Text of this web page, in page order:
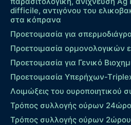
difficile, αντιγόνου του
στα κόπρανα
Προετοιμασία για
Προετοιμασία ορμονολογικών
Προετοιμασία για Γενικό
Προετοιμασία Υπερήχων-
Λοιμώξεις του ουροποιητικού
Τρόπος συλλογής ούρων
Τρόπος συλλογής ούρων 2ώρου